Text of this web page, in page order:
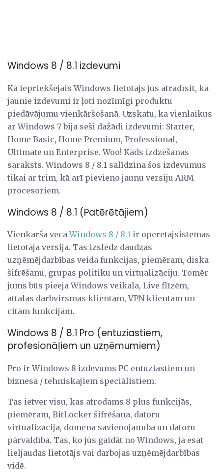
Windows 8 / 8.1 izdevumi
Kā iepriekšējais Windows lietotājs jūs atradīsit, ka
jaunie izdevumi ir ļoti nozīmīgi produktu
piedāvājumu vienkāršošanā. Uzskatu, ka vienlaikus
ar Windows 7 bija seši dažādi izdevumi: Starter,
Home Basic, Home Premium, Professional,
Ultimate un Enterprise. Woo! Kāds izdzēšanas
saraksts. Windows 8 / 8.1 salīdzina šos izdevumus
tikai ar trim, kā arī pievieno jaunu versiju ARM
procesoriem.
Windows 8 / 8.1 (Patērētājiem)
Vienkāršā vecāWindows 8 / 8.1 ir operētājsistēmas
lietotāja versija. Tas izslēdz daudzas
uzņēmējdarbības veida funkcijas, piemēram, diska
šifrēšanu, grupas politiku un virtualizāciju. Tomēr
jums būs pieeja Windows veikala, Live flīzēm,
attālās darbvirsmas klientam, VPN klientam un
citām funkcijām.
Windows 8 / 8.1 Pro (entuziastiem,
profesionāļiem un uzņēmumiem)
Pro ir Windows 8 izdevums PC entuziastiem un
biznesa / tehniskajiem speciālistiem.
Tas ietver visu, kas atrodams 8 plus funkcijās,
piemēram, BitLocker šifrēšana, datoru
virtualizācija, domēna savienojamība un datoru
pārvaldība. Tas, ko jūs gaidāt no Windows, ja esat
lieljaudas lietotājs vai darbojas uzņēmējdarbības
vidē.